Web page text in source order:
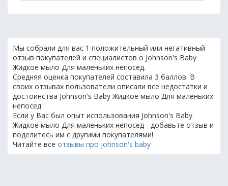
Мы собрали для вас 1 положительный или негативный
отзыв покупателей и специалистов о Johnson's Baby
Жидкое мыло Для маленьких непосед.
Средняя оценка покупателей составила 3 баллов. В
своих отзывах пользователи описали все недостатки и
достоинства Johnson's Baby Жидкое мыло Для маленьких
непосед.
Если у Вас был опыт использования Johnson's Baby
Жидкое мыло Для маленьких непосед - добавьте отзыв и
поделитесь им с другими покупателями!
Читайте все отзывы про johnson's baby